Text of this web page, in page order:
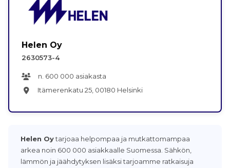
Helen Oy
2630573-4
n. 600 000 asiakasta
Itämerenkatu 25, 00180 Helsinki
Helen Oytarjoaa helpompaa ja mutkattomampaa
arkea noin 600 000 asiakkaalle Suomessa. Sähkön,
lämmön ja jäähdytyksen lisäksi tarjoamme ratkaisuja